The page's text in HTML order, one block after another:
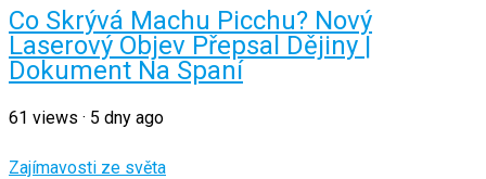
Co Skrývá Machu Picchu? Nový
Laserový Objev Přepsal Dějiny |
Dokument Na Spaní
61 views · 5 dny ago
Zajímavosti ze světa